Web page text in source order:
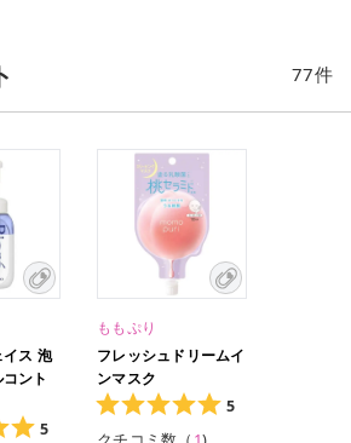
77件
イス 泡
ント
5
ももぷり
フレッシュドリームイ
ンマスク
5